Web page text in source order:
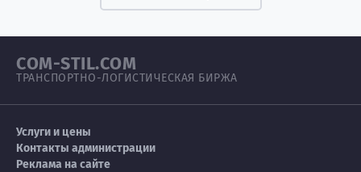
COM-STIL.COM
ТРАНСПОРТНО-ЛОГИСТИЧЕСКАЯ БИРЖА
Услуги и цены
Контакты администрации
Реклама на сайте